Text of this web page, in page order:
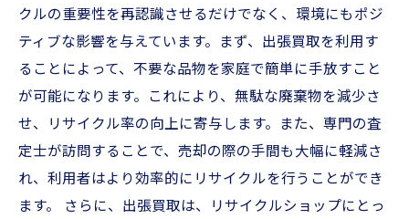
クルの重要性を再認識させるだけでなく、環境にもポジ
ティブな影響を与えています。まず、出張買取を利用す
ることによって、不要な品物を家庭で簡単に手放すこと
が可能になります。これにより、無駄な廃棄物を減少さ
せ、リサイクル率の向上に寄与します。また、専門の査
定士が訪問することで、売却の際の手間も大幅に軽減さ
れ、利用者はより効率的にリサイクルを行うことができ
ます。 さらに、出張買取は、リサイクルショップにとっ